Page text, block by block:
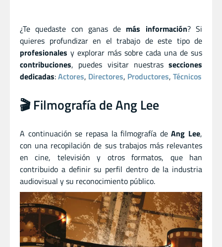
¿Te quedaste con ganas de más información? Si
quieres profundizar en el trabajo de este tipo de
profesionales y explorar más sobre cada una de sus
contribuciones, puedes visitar nuestras secciones
dedicadas:Actores, Directores, Productores, Técnicos
🎬 Filmografía de Ang Lee
A continuación se repasa la filmografía deAng Lee,
con una recopilación de sus trabajos más relevantes
en cine, televisión y otros formatos, que han
contribuido a definir su perfil dentro de la industria
audiovisual y su reconocimiento público.